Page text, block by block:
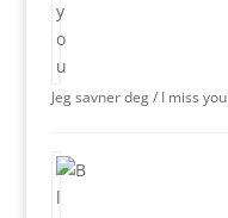
Jeg savner deg / I miss you